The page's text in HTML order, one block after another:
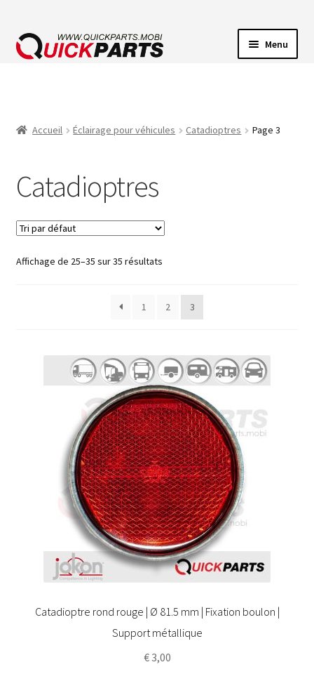
Menu
AVERTISSEUR SONORE
Accueil Éclairage pour véhicules Catadioptres Page 3
Catadioptres
Affichage de 25–35 sur 35 résultats
1 2 3
Catadioptre rond rouge | Ø 81.5 mm | Fixation boulon |
Support métallique
€3,00